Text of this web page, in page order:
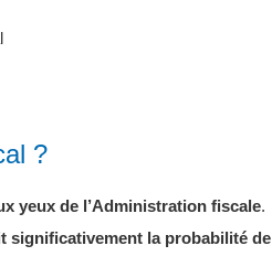
?
yeux de l’Administration fiscale.
significativement la probabilité de